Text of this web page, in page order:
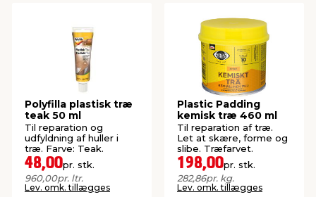
Polyfilla plastisk træ
teak 50 ml
Til reparation og
udfyldning af huller i
træ. Farve: Teak.
48,00pr. stk.
960,00pr. ltr.
Lev. omk. tillægges
Plastic Padding
kemisk træ 460 ml
Til reparation af træ.
Let at skære, forme og
slibe. Træfarvet.
198,00pr. stk.
282,86pr. kg.
Lev. omk. tillægges